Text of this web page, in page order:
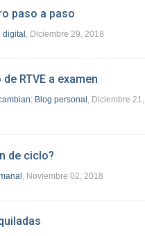
paso a paso
digital , Diciembre 29, 2018
RTVE a examen
Blog personal , Diciembre 21,
de ciclo?
, Noviembre 02, 2018